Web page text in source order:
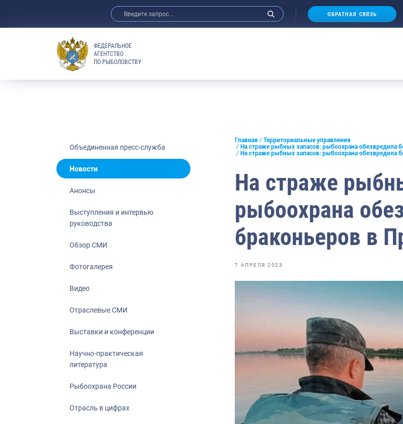
Анонсы
Отраслевые СМИ
Выставки и конференции
Рыбоохрана России
ОБРАТНАЯ СВЯЗЬ
ФЕДЕРАЛЬНОЕ
АГЕНТСТВО
ПО РЫБОЛОВСТВУ
Объединенная пресс-служба
Новости
Анонсы
Выступления и интервью
руководства
Обзор СМИ
Фотогалерея
Видео
Отраслевые СМИ
Выставки и конференции
Научно-практическая
литература
Рыбоохрана России
Отрасль в цифрах
Главная
Территориальные управления
На страже рыбных запасов: рыбоохрана обезвредила
На страже рыбных запасов: рыбоохрана обезвредила
На страже
рыбоохрана
браконьеров в
7 АПРЕЛЯ 2023